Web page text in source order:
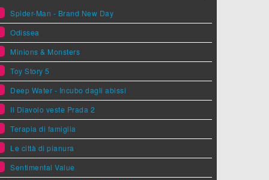
Spider-Man - Brand New Day
Odissea
Minions & Monsters
Toy Story 5
Deep Water - Incubo dagli abissi
Il Diavolo veste Prada 2
Terapia di famiglia
Le città di pianura
Sentimental Value